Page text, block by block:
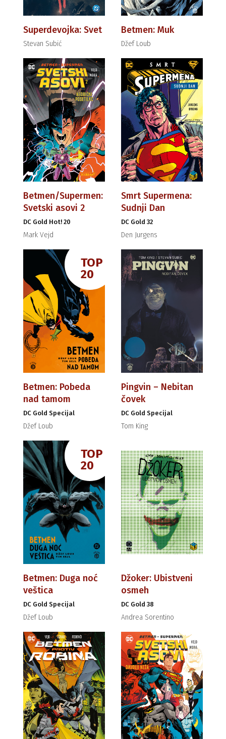
Superdevojka: Svet
Stevan Subić
Betmen: Muk
Džef Loub
Betmen/Supermen:
Svetski asovi 2
DC Gold Hot! 20
Mark Vejd
Smrt Supermena:
Sudnji Dan
DC Gold 32
Den Jurgens
TOP
20
Betmen: Pobeda
nad tamom
DC Gold Specijal
Džef Loub
Pingvin – Nebitan
čovek
DC Gold Specijal
Tom King
TOP
20
Betmen: Duga noć
veštica
DC Gold Specijal
Džef Loub
Džoker: Ubistveni
osmeh
DC Gold 38
Andrea Sorentino